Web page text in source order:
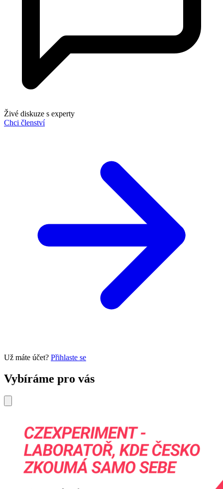
Živé diskuze s experty
Chci členství
Už máte účet? Přihlaste se
Vybíráme pro vás